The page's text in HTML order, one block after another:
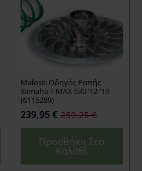
Malossi Οδηγός Ροπής
Yamaha T-MAX 530 ’12-’19
(6115289)
259,25€
Original
price
was:
259,25 €.
239,95 €
Η
τρέχουσα
τιμή
239,95 €.
Προσθήκη Στο
Καλάθι